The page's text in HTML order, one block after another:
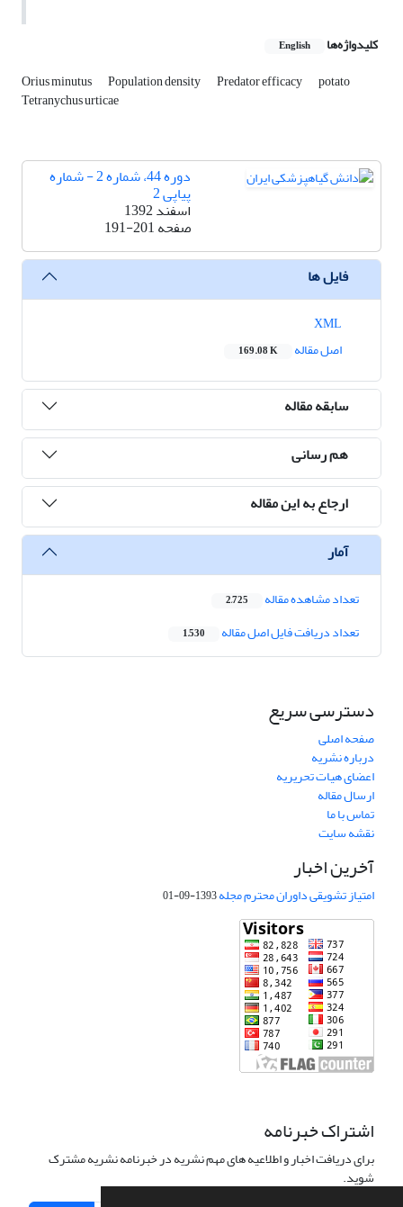
کلیدواژه‌ها English
Orius minutus Population density Predator efficacy potato
Tetranychus urticae
دوره 44، شماره 2 - شماره
پیاپی 2
اسفند 1392
صفحه191-201
فایل ها
اصل مقاله
169.08 K
سابقه مقاله
هم رسانی
ارجاع به این مقاله
آمار
تعداد مشاهده مقاله 2,725
تعداد دریافت فایل اصل مقاله 1,530
دسترسی سریع
صفحه اصلی
درباره نشریه
اعضای هیات تحریریه
ارسال مقاله
تماس با ما
نقشه سایت
آخرین اخبار
امتیاز تشویقی داوران محترم مجله1393-09-01
اشتراک خبرنامه
برای دریافت اخبار و اطلاعیه های مهم نشریه در خبرنامه نشریه مشترک
شوید.